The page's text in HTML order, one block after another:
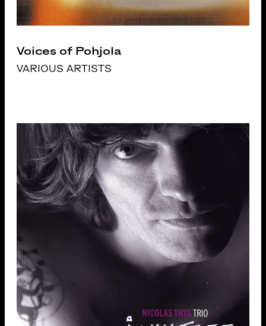
Voices of Pohjola
VARIOUS ARTISTS